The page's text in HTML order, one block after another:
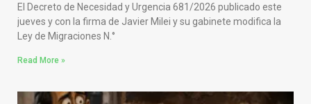
El Decreto de Necesidad y Urgencia 681/2026 publicado este
jueves y con la firma de Javier Milei y su gabinete modifica la
Ley de Migraciones N.°
Read More »